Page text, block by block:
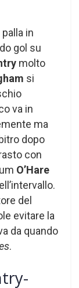
in
gol su
molto
si
va in
ma
dopo
con
O’Hare
del
evitare la
da quando
.